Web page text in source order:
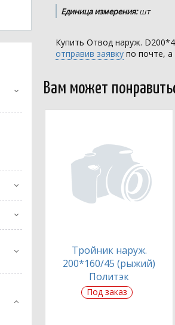
Единица измерения:шт
Купить Отвод наруж.
отправив заявку по почте,
Вам может
Тройник наруж.
200*160/45 (рыжий)
Политэк
Под заказ